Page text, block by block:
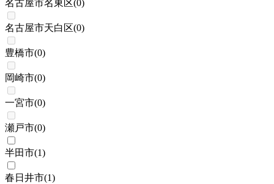
名古屋市名東区(0)
名古屋市天白区(0)
豊橋市(0)
岡崎市(0)
一宮市(0)
瀬戸市(0)
半田市(1)
春日井市(1)